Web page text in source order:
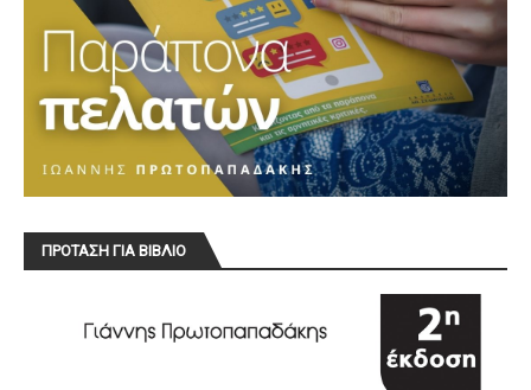
ΠΡΟΤΑΣΗ ΓΙΑ ΒΙΒΛΙΟ